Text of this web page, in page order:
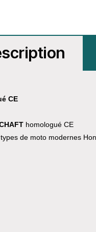
CE
homologué CE
de moto modernes